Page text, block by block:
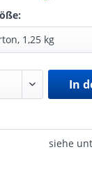
In
siehe